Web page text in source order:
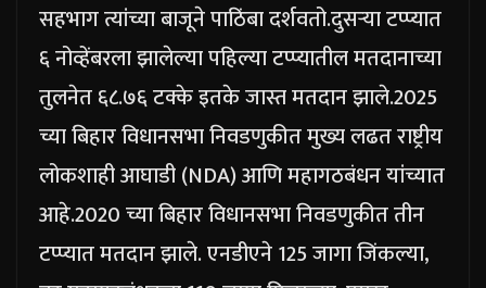
सहभाग त्यांच्या बाजूने पाठिंबा दर्शवतो.दुसऱ्या टप्प्यात
६ नोव्हेंबरला झालेल्या पहिल्या टप्प्यातील मतदानाच्या
तुलनेत ६८.७६ टक्के इतके जास्त मतदान झाले.2025
च्या बिहार विधानसभा निवडणुकीत मुख्य लढत राष्ट्रीय
लोकशाही आघाडी (NDA) आणि महागठबंधन यांच्यात
आहे.2020 च्या बिहार विधानसभा निवडणुकीत तीन
टप्प्यात मतदान झाले. एनडीएने 125 जागा जिंकल्या,